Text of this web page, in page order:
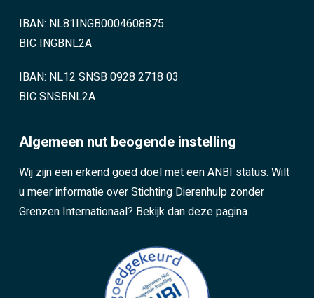
IBAN: NL81INGB0004608875
BIC INGBNL2A
IBAN: NL12 SNSB 0928 2718 03
BIC SNSBNL2A
Algemeen nut beogende instelling
Wij zijn een erkend goed doel met een ANBI status. Wilt
u meer informatie over Stichting Dierenhulp zonder
Grenzen Internationaal? Bekijk dan deze pagina.